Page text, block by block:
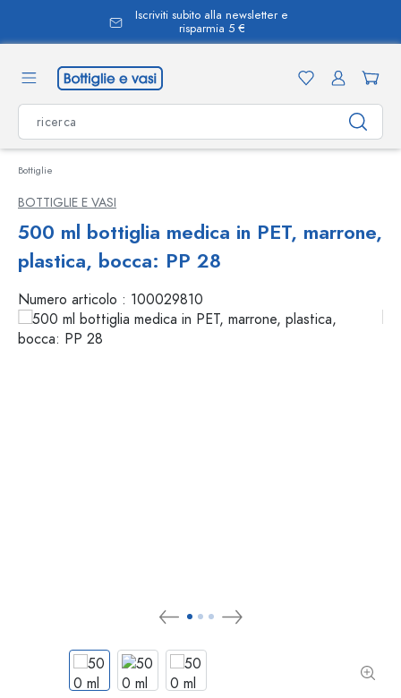
Iscriviti subito alla newsletter e
risparmia 5 €
Bottiglie
BOTTIGLIE E VASI
500 ml bottiglia medica in PET, marrone,
plastica, bocca: PP 28
Numero articolo : 100029810